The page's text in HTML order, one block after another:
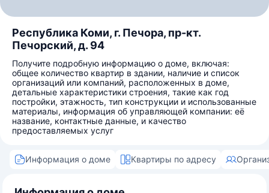
Республика Коми, г. Печора, пр-кт.
Печорский, д. 94
Получите подробную информацию о доме, включая:
общее количество квартир в здании, наличие и список
организаций или компаний, расположенных в доме,
детальные характеристики строения, такие как год
постройки, этажность, тип конструкции и использованные
материалы, информация об управляющей компании: её
название, контактные данные, и качество
предоставляемых услуг
Информация о доме Квартиры по адресу